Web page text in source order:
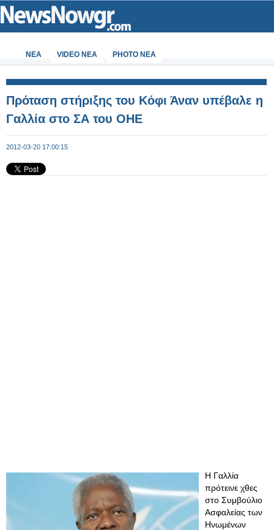
ΝΕΑ VIDEO NEA PHOTO NEA
Πρόταση στήριξης του Κόφι Άναν υπέβαλε η
Γαλλία στο ΣΑ του ΟΗΕ
2012-03-20 17:00:15
Η Γαλλία
πρότεινε χθες
στο Συμβούλιο
Ασφαλείας των
Ηνωμένων